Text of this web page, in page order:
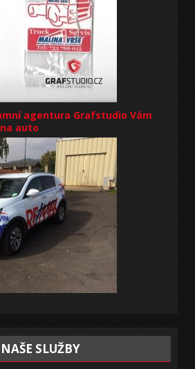
agentura Grafstudio Vám
auto
NAŠE SLUŽBY